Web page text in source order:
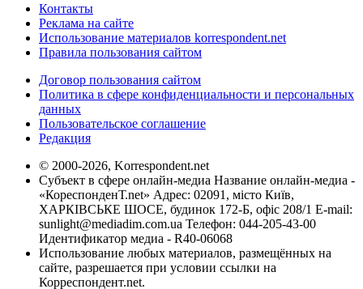
Контакты
Реклама на сайте
Использование материалов korrespondent.net
Правила пользования сайтом
Договор пользования сайтом
Политика в сфере конфиденциальности и персональных
данных
Пользовательское соглашение
Редакция
© 2000-2026, Korrespondent.net
Субъект в сфере онлайн-медиа Название онлайн-медиа -
«КореспонденТ.net» Адрес: 02091, місто Київ,
ХАРКІВСЬКЕ ШОСЕ, будинок 172-Б, офіс 208/1 E-mail:
sunlight@mediadim.com.ua Телефон: 044-205-43-00
Идентификатор медиа - R40-06068
Использование любых материалов, размещённых на
сайте, разрешается при условии ссылки на
Корреспондент.net.